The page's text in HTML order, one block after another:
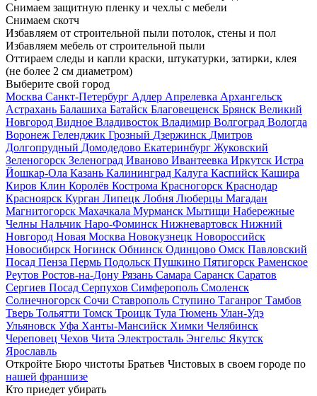
Снимаем защитную пленку и чехлы с мебели
Снимаем скотч
Избавляем от строительной пыли потолок, стены и пол
Избавляем мебель от строительной пыли
Оттираем следы и капли краски, штукатурки, затирки, клея
(не более 2 см диаметром)
Выберите свой город
Москва Санкт-Петербург Адлер Апрелевка Архангельск
Астрахань Балашиха Батайск Благовещенск Брянск Великий
Новгород Видное Владивосток Владимир Волгоград Вологда
Воронеж Геленджик Грозный Дзержинск Дмитров
Долгопрудный Домодедово Екатеринбург Жуковский
Зеленогорск Зеленоград Иваново Ивантеевка Иркутск Истра
Йошкар-Ола Казань Калининград Калуга Каспийск Кашира
Киров Клин Королёв Кострома Красногорск Краснодар
Красноярск Курган Липецк Лобня Люберцы Магадан
Магнитогорск Махачкала Мурманск Мытищи Набережные
Челны Нальчик Наро-Фоминск Нижневартовск Нижний
Новгород Новая Москва Новокузнецк Новороссийск
Новосибирск Ногинск Обнинск Одинцово Омск Павловский
Посад Пенза Пермь Подольск Пушкино Пятигорск Раменское
Реутов Ростов-на-Дону Рязань Самара Саранск Саратов
Сергиев Посад Серпухов Симферополь Смоленск
Солнечногорск Сочи Ставрополь Ступино Таганрог Тамбов
Тверь Тольятти Томск Троицк Тула Тюмень Улан-Удэ
Ульяновск Уфа Ханты-Мансийск Химки Челябинск
Череповец Чехов Чита Электросталь Энгельс Якутск
Ярославль
Откройте Бюро чистоты Братьев Чистовых в своем городе по
нашей франшизе
Кто приедет убирать